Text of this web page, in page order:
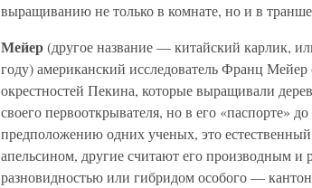
выращиванию не только в комнате, но и в
Мейер(другое название — китайский карлик,
году) американский исследователь Франц
окрестностей Пекина, которые выращивали
своего первооткрывателя, но в его «паспорте»
предположению одних ученых, это
апельсином, другие считают его производным и
разновидностью или гибридом особого —